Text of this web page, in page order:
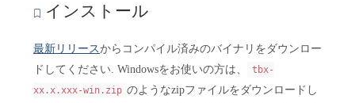
インストール
最新リリースからコンパイル済みのバイナリをダウンロー
ドしてください. Windowsをお使いの方は、
tbx-
xx.x.xxx-win.zip のようなzipファイルをダウンロードし